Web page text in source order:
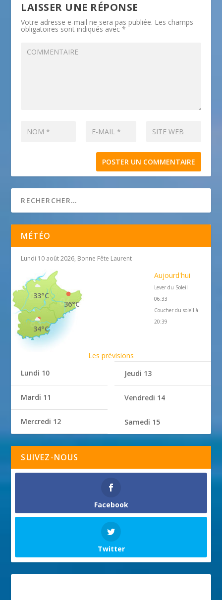
LAISSER UNE RÉPONSE
Votre adresse e-mail ne sera pas publiée. Les champs
obligatoires sont indiqués avec*
MÉTÉO
Lundi 10 août 2026, Bonne Fête Laurent
36°C
33°C
34°C
Aujourd'hui
Lever du Soleil
06:33
Coucher du soleil à
20:39
Les prévisions
Lundi 10
Mardi 11
Mercredi 12
Jeudi 13
Vendredi 14
Samedi 15
SUIVEZ-NOUS
Facebook
Twitter